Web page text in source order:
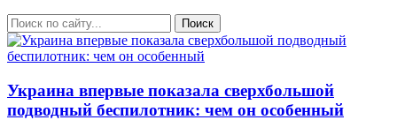
Поиск
Украина впервые показала сверхбольшой
подводный беспилотник: чем он особенный